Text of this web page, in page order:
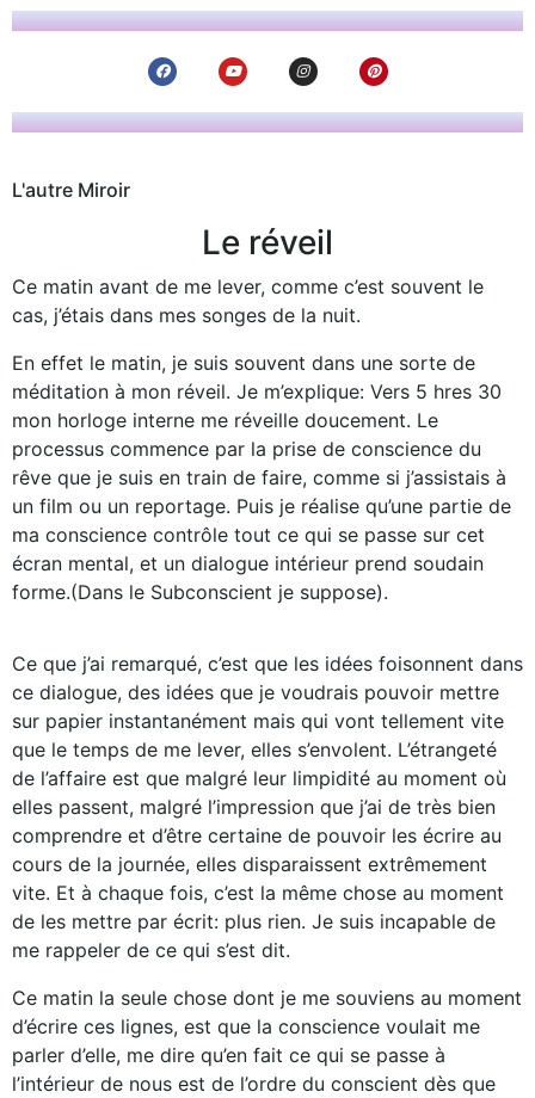
L'autre Miroir
Le réveil
Ce matin avant de me lever, comme c’est souvent le
cas, j’étais dans mes songes de la nuit.
En effet le matin, je suis souvent dans une sorte de
méditation à mon réveil. Je m’explique: Vers 5 hres 30
mon horloge interne me réveille doucement. Le
processus commence par la prise de conscience du
rêve que je suis en train de faire, comme si j’assistais à
un film ou un reportage. Puis je réalise qu’une partie de
ma conscience contrôle tout ce qui se passe sur cet
écran mental, et un dialogue intérieur prend soudain
forme.(Dans le Subconscient je suppose).
Ce que j’ai remarqué, c’est que les idées foisonnent dans
ce dialogue, des idées que je voudrais pouvoir mettre
sur papier instantanément mais qui vont tellement vite
que le temps de me lever, elles s’envolent. L’étrangeté
de l’affaire est que malgré leur limpidité au moment où
elles passent, malgré l’impression que j’ai de très bien
comprendre et d’être certaine de pouvoir les écrire au
cours de la journée, elles disparaissent extrêmement
vite. Et à chaque fois, c’est la même chose au moment
de les mettre par écrit: plus rien. Je suis incapable de
me rappeler de ce qui s’est dit.
Ce matin la seule chose dont je me souviens au moment
d’écrire ces lignes, est que la conscience voulait me
parler d’elle, me dire qu’en fait ce qui se passe à
l’intérieur de nous est de l’ordre du conscient dès que